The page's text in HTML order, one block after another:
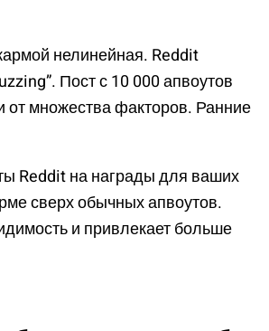
нелинейная. Reddit
Пост с 10 000 апвоутов
от множества факторов. Ранние
Reddit на награды для ваших
сверх обычных апвоутов.
и привлекает больше